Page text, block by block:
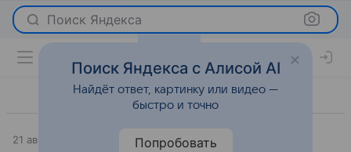
Поиск Яндекса
21 августа 2020 Красота
Поиск Яндекса с Алисой AI
Найдёт ответ, картинку или видео —
быстро и точно
Попробовать